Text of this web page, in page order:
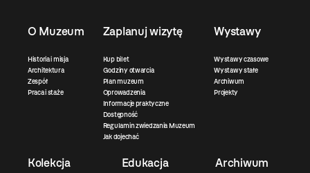
O Muzeum
Historia i misja
Architektura
Zespół
Praca i staże
Zaplanuj wizytę
Kup bilet
Godziny otwarcia
Plan muzeum
Oprowadzenia
Informacje praktyczne
Dostępność
Regulamin zwiedzania Muzeum
Jak dojechać
Wystawy
Wystawy czasowe
Wystawy stałe
Archiwum
Projekty
Kolekcja Edukacja Archiwum